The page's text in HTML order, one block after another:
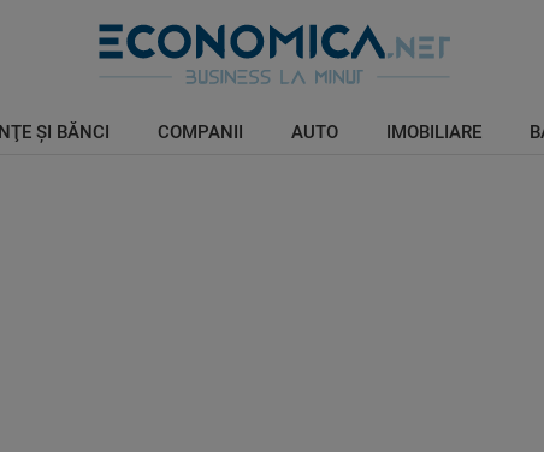
ŞI BĂNCI COMPANII AUTO IMOBILIARE